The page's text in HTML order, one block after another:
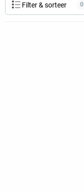
Filter & sorteer 0